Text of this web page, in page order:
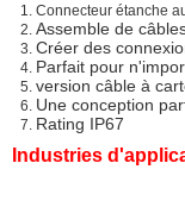
Connecteur étanche
Assemble de
Créer des
Parfait pour
version câble à
Une conception
Rating IP67
Industries